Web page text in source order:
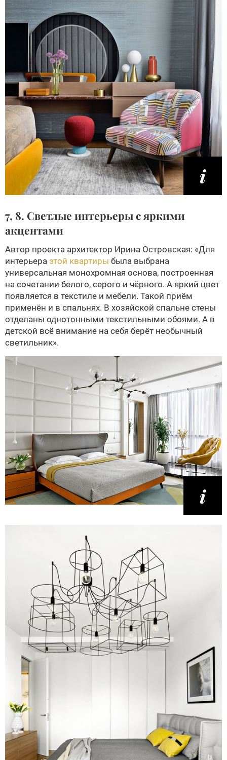
7, 8. Светлые интерьеры с яркими
акцентами
Автор проекта архитектор Ирина Островская: «Для
интерьера этой квартиры была выбрана
универсальная монохромная основа, построенная
на сочетании белого, серого и чёрного. А яркий цвет
появляется в текстиле и мебели. Такой приём
применён и в спальнях. В хозяйской спальне стены
отделаны однотонными текстильными обоями. А в
детской всё внимание на себя берёт необычный
светильник».